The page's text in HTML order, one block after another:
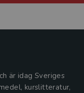
är idag Sveriges
kurslitteratur,